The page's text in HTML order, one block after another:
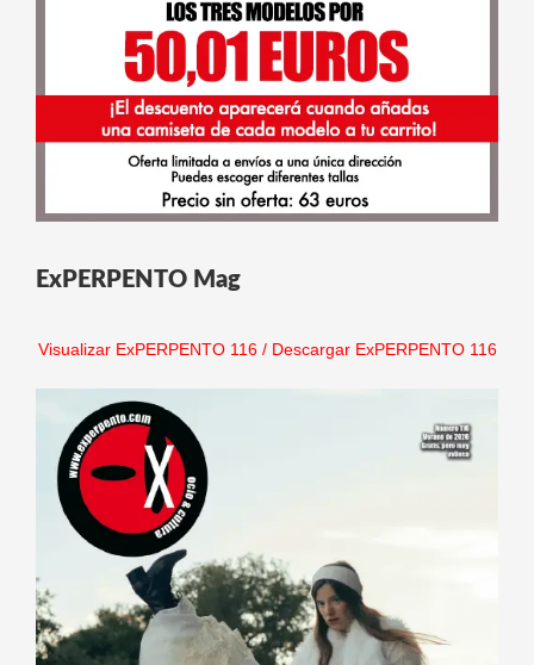
ExPERPENTO Mag
Visualizar ExPERPENTO 116/ Descargar ExPERPENTO 116